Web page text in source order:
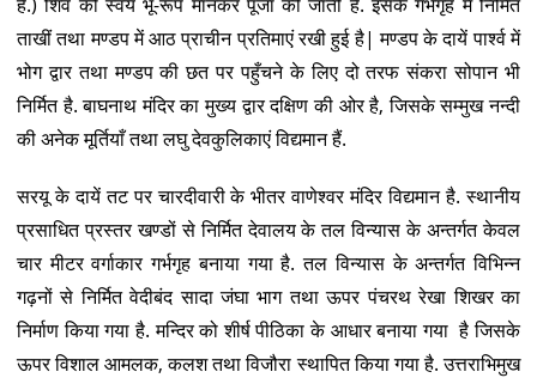
ताखीं तथा मण्डप में आठ प्राचीन प्रतिमाएं रखी हुई है| मण्डप के दायें पार्श्व में
भोग द्वार तथा मण्डप की छत पर पहुँचने के लिए दो तरफ संकरा सोपान भी
निर्मित है. बाघनाथ मंदिर का मुख्य द्वार दक्षिण की ओर है, जिसके सम्मुख नन्दी
की अनेक मूर्तियाँ तथा लघु देवकुलिकाएं विद्यमान हैं.
सरयू के दायें तट पर चारदीवारी के भीतर वाणेश्वर मंदिर विद्यमान है. स्थानीय
प्रसाधित प्रस्तर खण्डों से निर्मित देवालय के तल विन्यास के अन्तर्गत केवल
चार मीटर वर्गाकार गर्भगृह बनाया गया है. तल विन्यास के अन्तर्गत विभिन्न
गढ़नों से निर्मित वेदीबंद सादा जंघा भाग तथा ऊपर पंचरथ रेखा शिखर का
निर्माण किया गया है. मन्दिर को शीर्ष पीठिका के आधार बनाया गया है जिसके
ऊपर विशाल आमलक, कलश तथा विजौरा स्थापित किया गया है. उत्तराभिमुख